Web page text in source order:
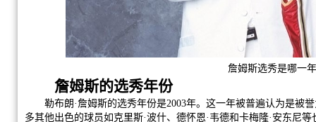
詹姆斯选秀是哪一
詹姆斯的选秀年份
勒布朗·詹姆斯的选秀年份是2003年。这一年被普遍认为是被
多其他出色的球员如克里斯·波什、德怀恩·韦德和卡梅隆·安东尼